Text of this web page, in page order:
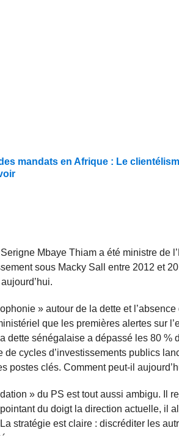
mandats en Afrique : Le
Mbaye Thiam a été ministre de
sous Macky Sall entre 2012 et
» autour de la dette et
que les premières alertes sur
dette sénégalaise a dépassé les 80 %
de cycles d’investissements publics
postes clés. Comment peut-il
» du PS est tout aussi ambigu. Il
du doigt la direction actuelle, il
stratégie est claire : discréditer les